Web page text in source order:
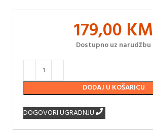
179,00 KM
Dostupno uz narudžbu
DODAJ U KOŠARICU
DOGOVORI UGRADNJU